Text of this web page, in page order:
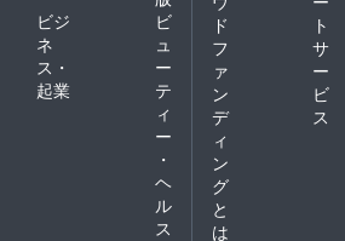
ビジ
ネ
ス・
起業
ビ
ュ
ー
テ
ィ
ー
・
ヘ
ル
ス
ド
フ
ァ
ン
デ
ィ
ン
グ
と
は
ト
サ
ー
ビ
ス